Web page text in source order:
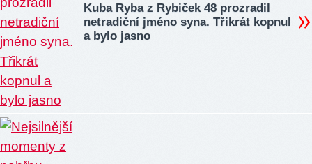
Kuba Ryba z Rybiček 48 prozradil
netradiční jméno syna. Třikrát kopnul
a bylo jasno